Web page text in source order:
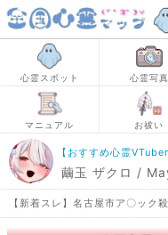
心霊スポット 心霊写真
マニュアル お祓い
【おすすめ心霊VTuber
繭玉 ザクロ /
【新着スレ】名古屋市ア〇ック